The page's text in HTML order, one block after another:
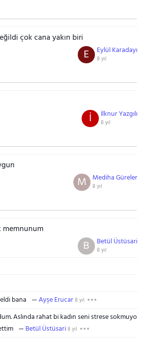
çok cana yakın biri
Eylül Karadayı
8 yıl
E
İlknur Yazgılı
8 yıl
İ
Mediha Güreler
8 yıl
M
Betül Üstüsari
8 yıl
B
bana Ayşe Erucar8 yıl
Aslında rahat bi kadın seni strese sokmuyo
Betül Üstüsari8 yıl